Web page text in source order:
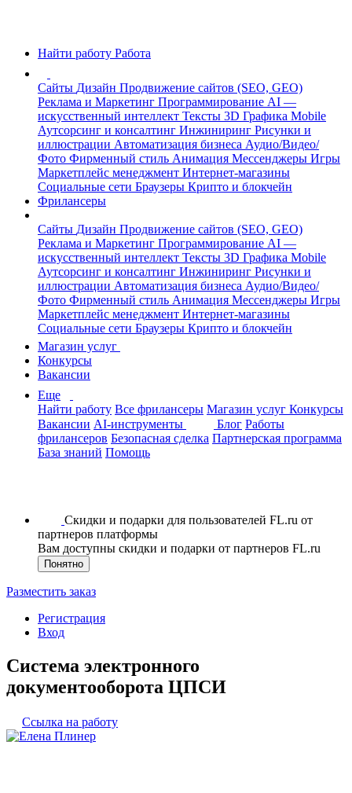
Найти работу Работа
Сайты Дизайн Продвижение сайтов (SEO, GEO)
Реклама и Маркетинг Программирование AI —
искусственный интеллект Тексты 3D Графика Mobile
Аутсорсинг и консалтинг Инжиниринг Рисунки и
иллюстрации Автоматизация бизнеса Аудио/Видео/
Фото Фирменный стиль Анимация Мессенджеры Игры
Маркетплейс менеджмент Интернет-магазины
Социальные сети Браузеры Крипто и блокчейн
Фрилансеры
Сайты Дизайн Продвижение сайтов (SEO, GEO)
Реклама и Маркетинг Программирование AI —
искусственный интеллект Тексты 3D Графика Mobile
Аутсорсинг и консалтинг Инжиниринг Рисунки и
иллюстрации Автоматизация бизнеса Аудио/Видео/
Фото Фирменный стиль Анимация Мессенджеры Игры
Маркетплейс менеджмент Интернет-магазины
Социальные сети Браузеры Крипто и блокчейн
Магазин услуг
Конкурсы
Вакансии
Еще
Найти работу Все фрилансеры Магазин услуг Конкурсы
Вакансии AI-инструменты Блог Работы
фрилансеров Безопасная сделка Партнерская программа
База знаний Помощь
Скидки и подарки для пользователей FL.ru от
партнеров платформы
Вам доступны скидки и подарки от партнеров FL.ru
Понятно
Разместить заказ
Регистрация
Вход
Cистема электронного
документооборота ЦПСИ
Ссылка на работу